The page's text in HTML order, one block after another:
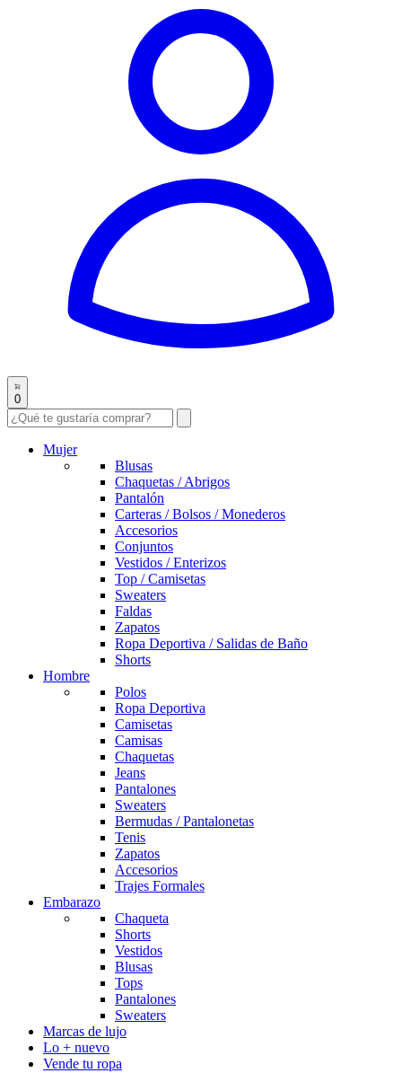
0
Mujer
Blusas
Chaquetas / Abrigos
Pantalón
Carteras / Bolsos / Monederos
Accesorios
Conjuntos
Vestidos / Enterizos
Top / Camisetas
Sweaters
Faldas
Zapatos
Ropa Deportiva / Salidas de Baño
Shorts
Hombre
Polos
Ropa Deportiva
Camisetas
Camisas
Chaquetas
Jeans
Pantalones
Sweaters
Bermudas / Pantalonetas
Tenis
Zapatos
Accesorios
Trajes Formales
Embarazo
Chaqueta
Shorts
Vestidos
Blusas
Tops
Pantalones
Sweaters
Marcas de lujo
Lo + nuevo
Vende tu ropa